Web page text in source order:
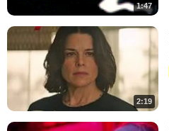
1:47
2:19